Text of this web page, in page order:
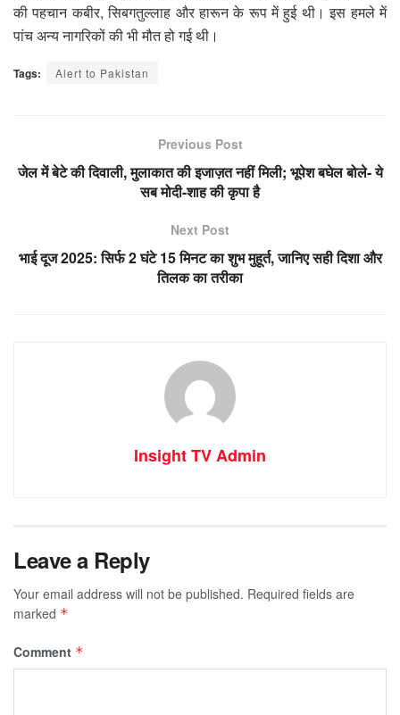
की पहचान कबीर, सिबगतुल्लाह और हारून के रूप में हुई थी। इस हमले में
पांच अन्य नागरिकों की भी मौत हो गई थी।
Tags: Alert to Pakistan
Previous Post
जेल में बेटे की दिवाली, मुलाकात की इजाज़त नहीं मिली; भूपेश बघेल बोले- ये
सब मोदी-शाह की कृपा है
Next Post
भाई दूज 2025: सिर्फ 2 घंटे 15 मिनट का शुभ मुहूर्त, जानिए सही दिशा और
तिलक का तरीका
Insight TV Admin
Leave a Reply
Your email address will not be published. Required fields are
marked *
Comment *